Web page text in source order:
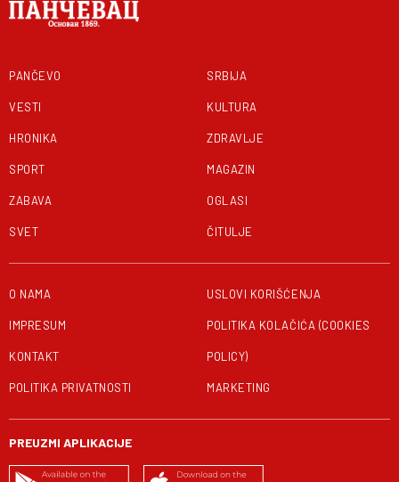
PANČEVO
VESTI
HRONIKA
SPORT
ZABAVA
SVET
SRBIJA
KULTURA
ZDRAVLJE
MAGAZIN
OGLASI
ČITULJE
O NAMA
IMPRESUM
KONTAKT
POLITIKA PRIVATNOSTI
USLOVI KORIŠĆENJA
POLITIKA KOLAČIĆA (COOKIES
POLICY)
MARKETING
PREUZMI APLIKACIJE